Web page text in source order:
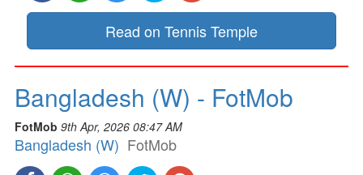
Read on Tennis Temple
Bangladesh (W) - FotMob
FotMob 9th Apr, 2026 08:47 AM
Bangladesh (W) FotMob